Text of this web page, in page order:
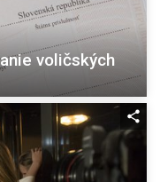
voličských